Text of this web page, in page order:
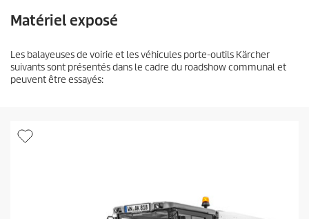
Matériel exposé
Les balayeuses de voirie et les véhicules porte-outils Kärcher
suivants sont présentés dans le cadre du roadshow communal et
peuvent être essayés: